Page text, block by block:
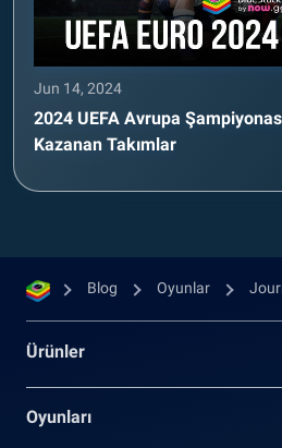
Jun 14, 2024
2024 UEFA Avrupa
Kazanan Takımlar
Blog Oyunlar
Ürünler
Oyunları